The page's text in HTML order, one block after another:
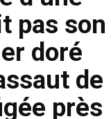
pas son
doré
de
près